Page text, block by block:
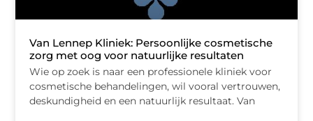
Van Lennep Kliniek: Persoonlijke cosmetische
zorg met oog voor natuurlijke resultaten
Wie op zoek is naar een professionele kliniek voor
cosmetische behandelingen, wil vooral vertrouwen,
deskundigheid en een natuurlijk resultaat. Van